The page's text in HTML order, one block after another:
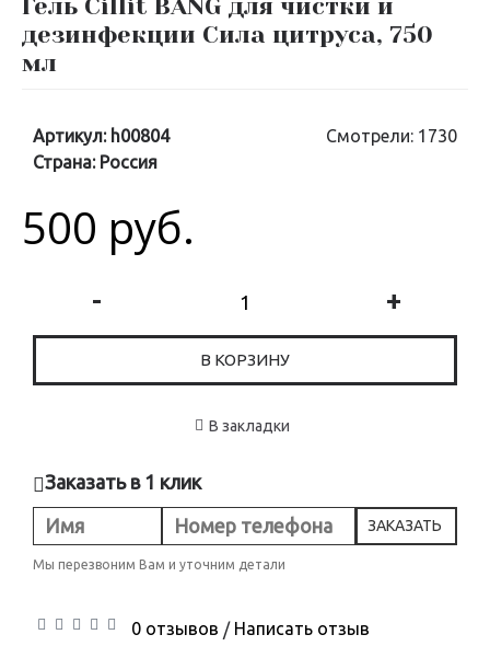
Гель Cillit BANG для чистки и
дезинфекции Сила цитруса, 750
мл
Смотрели: 1730
Артикул: h00804
Страна: Россия
500 руб.
- +
В КОРЗИНУ
В закладки
Заказать в 1 клик
ЗАКАЗАТЬ
Мы перезвоним Вам и уточним детали
0 отзывов / Написать отзыв